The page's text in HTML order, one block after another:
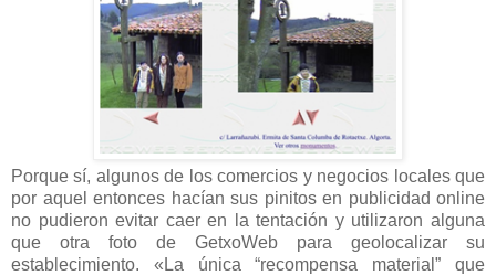
Porque sí, algunos de los comercios y negocios locales que
por aquel entonces hacían sus pinitos en publicidad online
no pudieron evitar caer en la tentación y utilizaron alguna
que otra foto de GetxoWeb para geolocalizar su
establecimiento. «La única “recompensa material” que